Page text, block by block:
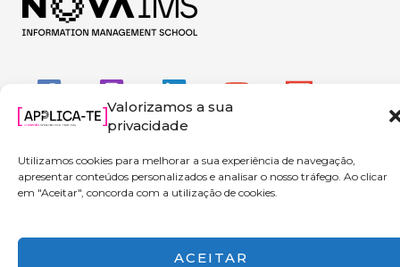
Valorizamos a sua
privacidade
Utilizamos cookies para melhorar a sua experiência de navegação,
apresentar conteúdos personalizados e analisar o nosso tráfego. Ao clicar
em "Aceitar", concorda com a utilização de cookies.
ACEITAR
Copyright © 2026 Applica-te | Powered by NOVA IMS